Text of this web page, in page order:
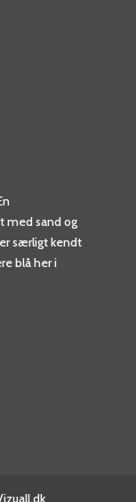
med sand og
særligt kendt
blå her i